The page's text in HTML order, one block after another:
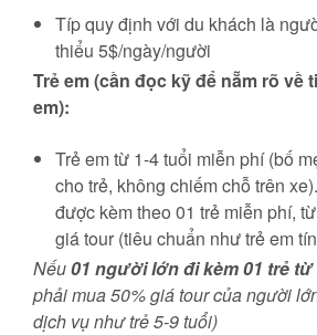
Típ quy định với du khách là
thiểu 5$/ngày/người
Trẻ em(cần đọc kỹ để nẵm rõ về
em):
Trẻ em từ 1-4 tuổi miễn phí (bố
cho trẻ, không chiếm chỗ trên
được kèm theo 01 trẻ miễn phí,
giá tour (tiêu chuẩn như trẻ em
Nếu01 người lớn đi kèm 01 trẻ từ
phải mua 50% giá tour của người
dịch vụ như trẻ 5-9 tuổi)